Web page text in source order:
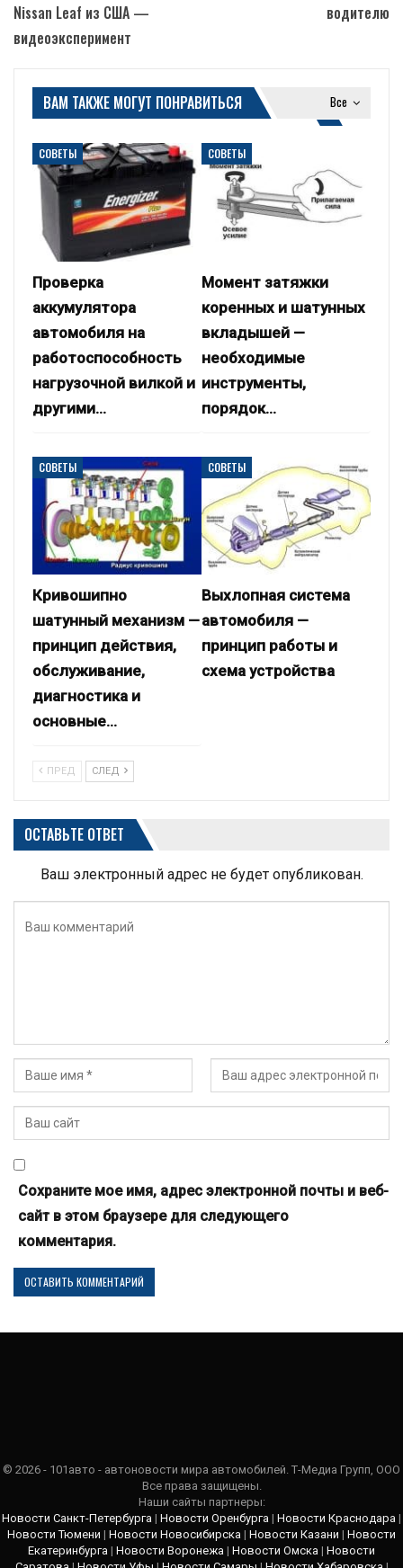
Nissan Leaf из США —
видеоэксперимент
водителю
Все
ВАМ ТАКЖЕ МОГУТ ПОНРАВИТЬСЯ
СОВЕТЫ
Проверка
аккумулятора
автомобиля на
работоспособность
нагрузочной вилкой и
другими…
СОВЕТЫ
Момент затяжки
коренных и шатунных
вкладышей —
необходимые
инструменты,
порядок…
СОВЕТЫ
Кривошипно
шатунный механизм —
принцип действия,
обслуживание,
диагностика и
основные…
СОВЕТЫ
Выхлопная система
автомобиля —
принцип работы и
схема устройства
ПРЕД СЛЕД
ОСТАВЬТЕ ОТВЕТ
Ваш электронный адрес не будет опубликован.
Сохраните мое имя, адрес электронной почты и веб-
сайт в этом браузере для следующего
комментария.
© 2026 - 101авто - автоновости мира автомобилей. Т-Медиа Групп, ООО
Все права защищены.
Наши сайты партнеры:
Новости Санкт-Петербурга | Новости Оренбурга | Новости Краснодара |
Новости Тюмени | Новости Новосибирска | Новости Казани | Новости
Екатеринбурга | Новости Воронежа | Новости Омска | Новости